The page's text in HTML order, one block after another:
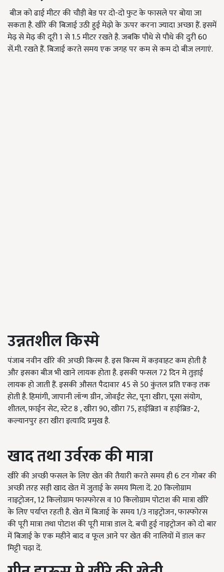
बीज को ढाई मीटर की चौड़ी बेड पर दो-दो फुट के फासले पर बोया जा
सकता है. खीरे की बिजाई उठी हुई मेढ़ो के ऊपर करना ज्यादा अच्छा हैं. इसमें
मेढ़ से मेढ़ की दूरी 1 से 1.5 मीटर रखते है. जबकि पौधे से पौधे की दुरी 60
सें.मी. रखते हैं. बिजाई करते समय एक जगह पर कम से कम दो बीज लगाएं.
उन्नतशीलकिस्मे
पंजाब नवीन खीरे की अच्छी किस्म है. इस किस्म में कड़वाहट कम होती है
और इसका बीज भी खाने लायक होता है. इसकी फसल 72 दिन मे तुड़ाई
लायक हो जाती हैं. इसकी औसत पैदावार 45 से 50 कुंतल प्रति एकड़ तक
होती है. हिमांगी, जापानी लॉन्ग ग्रीन, जोवईंट सेट, पूना खीरा, पूसा संयोग,
शीतल, फ़ाईन सेट, स्टेट 8 , खीरा 90, खीरा 75, हाईब्रिड1 व हाईब्रिड-2,
कल्यानपुर हरा खीरा इत्यादि प्रमुख है.
खादतथाउर्वरककीमात्रा
खीरे की अच्छी फसल के लिए खेत की तैयारी करते समय ही 6 टन गोबर की
अच्छी तरह सड़ी खाद खेत में जुताई के समय मिला दें. 20 किलोग्राम
नाइट्रोजन, 12 किलोग्राम फास्फोरस व 10 किलोग्राम पोटाश की मात्रा खीरे
के लिए पर्याप्त रहती है. खेत में बिजाई के समय 1/3 नाइट्रोजन, फास्फोरस
की पूरी मात्रा तथा पोटाश की पूरी मात्रा डाल दे. बची हुई नाइट्रोजन को दो बार
में बिजाई के एक महीने बाद व फूल आने पर खेत की नालियों में डाल कर
मिट्टी चढ़ा दें.